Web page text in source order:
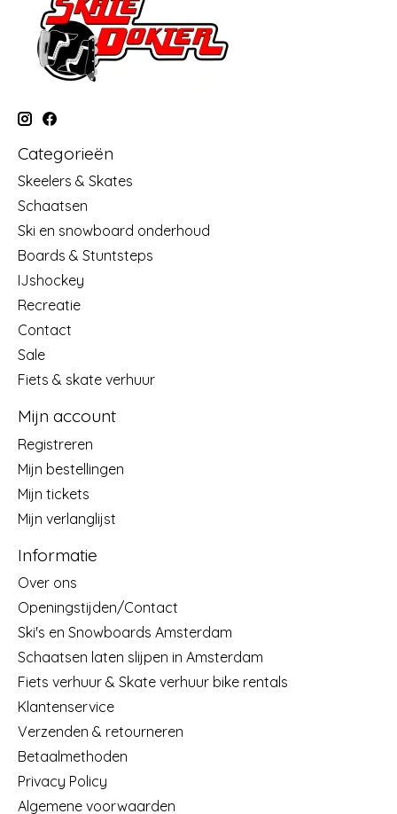
Categorieën
Skeelers & Skates
Schaatsen
Ski en snowboard onderhoud
Boards & Stuntsteps
IJshockey
Recreatie
Contact
Sale
Fiets & skate verhuur
Mijn account
Registreren
Mijn bestellingen
Mijn tickets
Mijn verlanglijst
Informatie
Over ons
Openingstijden/Contact
Ski's en Snowboards Amsterdam
Schaatsen laten slijpen in Amsterdam
Fiets verhuur & Skate verhuur bike rentals
Klantenservice
Verzenden & retourneren
Betaalmethoden
Privacy Policy
Algemene voorwaarden